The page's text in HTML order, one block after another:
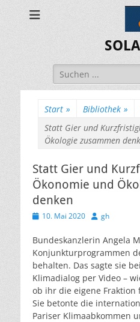
Suchen
nach:
Start » Bibliothek »
Statt Gier und
Ökologie zusammen
Statt Gier und
Ökonomie und
denken
Veröffentlicht
10. Mai 2020 Autor
gh
Bundeskanzlerin Angela
Konjunkturprogrammen
behalten. Das sagte sie
Klimadialog per Video –
ob ihr die eigene Fraktion
Sie betonte die
Pariser Klimaabkommen